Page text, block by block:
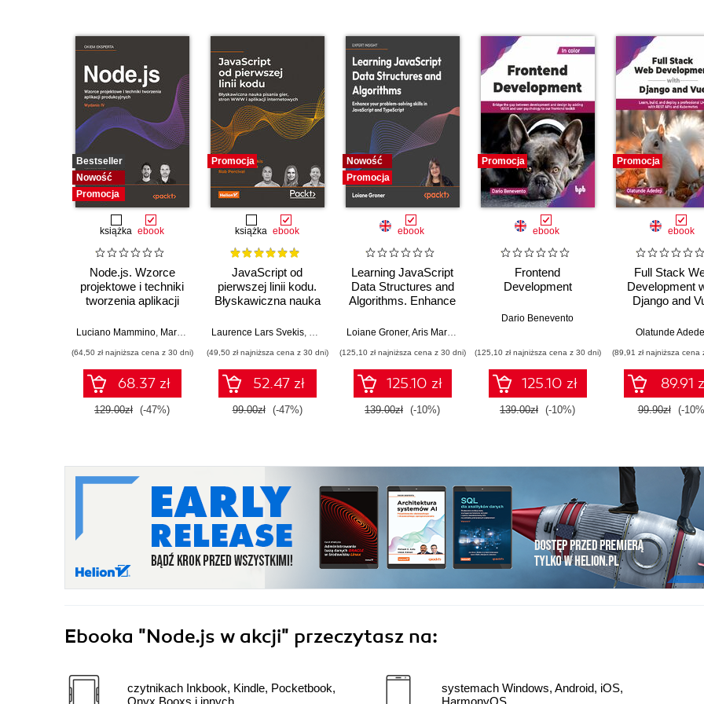
Bestseller
Nowość
Promocja
książka ebook
Node.js. Wzorce
projektowe i techniki
tworzenia aplikacji
Wydanie IV
Luciano Mammino, Mario Casciaro ,Colin J. Ihrig (Foreword) Matteo Collina (Fore
(64,50 zł najniższa cena z 30 dni)
68.37 zł
129.00zł (-47%)
Promocja
książka ebook
JavaScript od
pierwszej linii kodu.
Błyskawiczna nauka
WWW i aplikacji
Laurence Lars Svekis, Maaike van Putten,Rob Percival
(49,50 zł najniższa cena z 30 dni)
52.47 zł
99.00zł (-47%)
Nowość
Promocja
ebook
Learning JavaScript
Data Structures and
Algorithms. Enhance
skills in JavaScript
Fourth Edition
Loiane Groner,Aris Markogiannakis
(125,10 zł najniższa cena z 30 dni)
125.10 zł
139.00zł (-10%)
Promocja
ebook
Frontend
Development
Dario Benevento
(125,10 zł najniższa cena z 30 dni)
125.10 zł
139.00zł (-10%)
Promocja
ebook
Full Stack
Development
Django and
Olatunde
(89,91 zł najniższa cena
89.91
99.90zł (-
Ebooka "Node.js w akcji" przeczytasz na:
czytnikach Inkbook, Kindle, Pocketbook,
systemach Windows, Android, iOS,